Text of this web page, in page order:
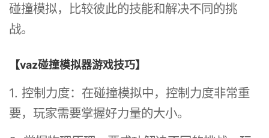
碰撞模拟，比较彼此的技能和解决不同的挑
战。
【vaz碰撞模拟器游戏技巧】
1. 控制力度：在碰撞模拟中，控制力度非常重
要，玩家需要掌握好力量的大小。